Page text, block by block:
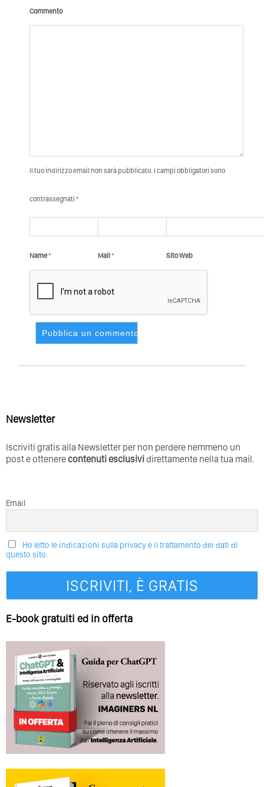
Commento
Il tuo indirizzo email non sarà pubblicato. I campi obbligatori sono
contrassegnati *
Name* Mail* Sito Web
Newsletter
Iscriviti gratis alla Newsletter per non perdere nemmeno un
post e ottenerecontenuti esclusividirettamente nella tua mail.
Email
Ho letto le indicazioni sulla privacy e il trattamento dei dati di
questo sito.
E-book gratuiti ed in offerta